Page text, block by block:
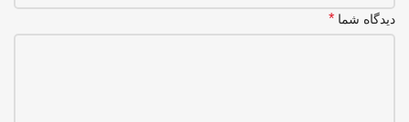
دیدگاه شما *